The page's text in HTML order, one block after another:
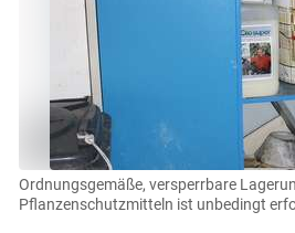
Ordnungsgemäße, versperrbare
Pflanzenschutzmitteln ist unbedingt